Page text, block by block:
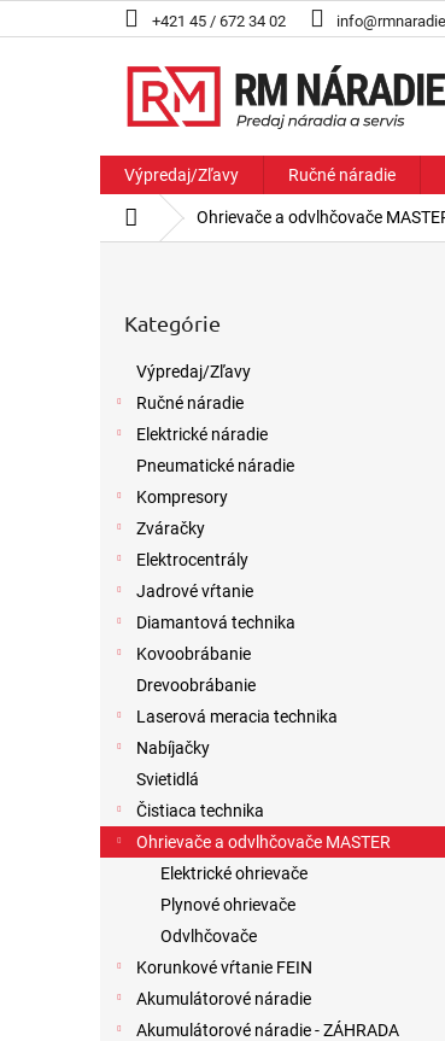
na
+421 45 / 672 34 02
Výpredaj/Zľavy Ručné náradie
DomovOhrievače a odvlhčovače
kategórie
Kategórie
Výpredaj/Zľavy
Ručné náradie
Elektrické náradie
Pneumatické náradie
Kompresory
Zváračky
Elektrocentrály
Jadrové vŕtanie
Diamantová technika
Kovoobrábanie
Drevoobrábanie
Laserová meracia technika
Nabíjačky
Svietidlá
Čistiaca technika
Ohrievače a odvlhčovače MASTER
Elektrické ohrievače
Plynové ohrievače
Odvlhčovače
Korunkové vŕtanie FEIN
Akumulátorové náradie
Akumulátorové náradie - ZÁHRADA